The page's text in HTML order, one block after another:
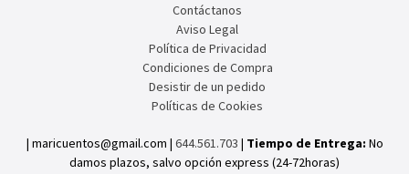
Contáctanos
Aviso Legal
Política de Privacidad
Condiciones de Compra
Desistir de un pedido
Políticas de Cookies
| maricuentos@gmail.com | 644.561.703 | Tiempo de Entrega: No
damos plazos, salvo opción express (24-72horas)